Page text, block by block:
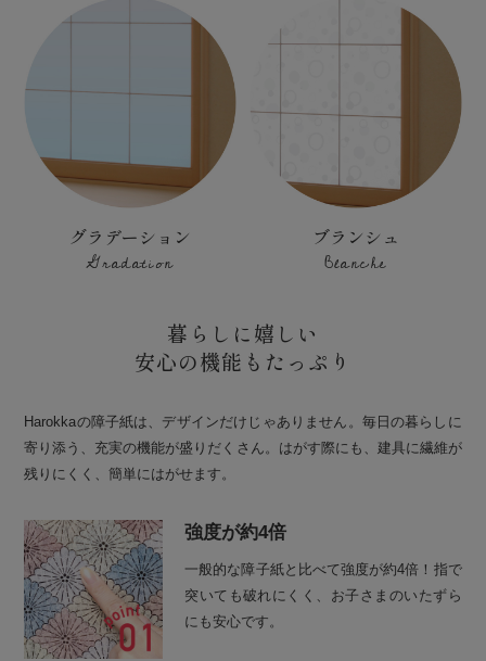
グラデーション
Gradation
ブランシュ
Blanche
暮らしに嬉しい
安心の機能もたっぷり
Harokkaの障子紙は、デザインだけじゃありません。毎日の暮らしに
寄り添う、充実の機能が盛りだくさん。はがす際にも、建具に繊維が
残りにくく、簡単にはがせます。
強度が約4倍
一般的な障子紙と比べて強度が約4倍！指で
突いても破れにくく、お子さまのいたずら
にも安心です。